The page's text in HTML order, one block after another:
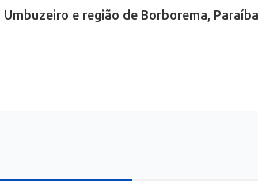
e região de Borborema, Paraíba.